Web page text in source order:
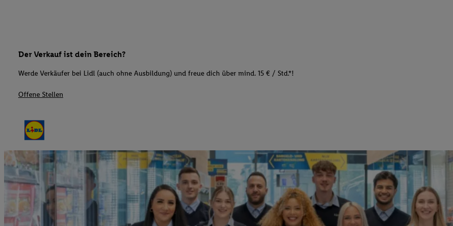
Der Verkauf ist dein Bereich?
Werde Verkäufer bei Lidl (auch ohne Ausbildung) und freue dich über mind. 15 € / Std.*!
Offene Stellen